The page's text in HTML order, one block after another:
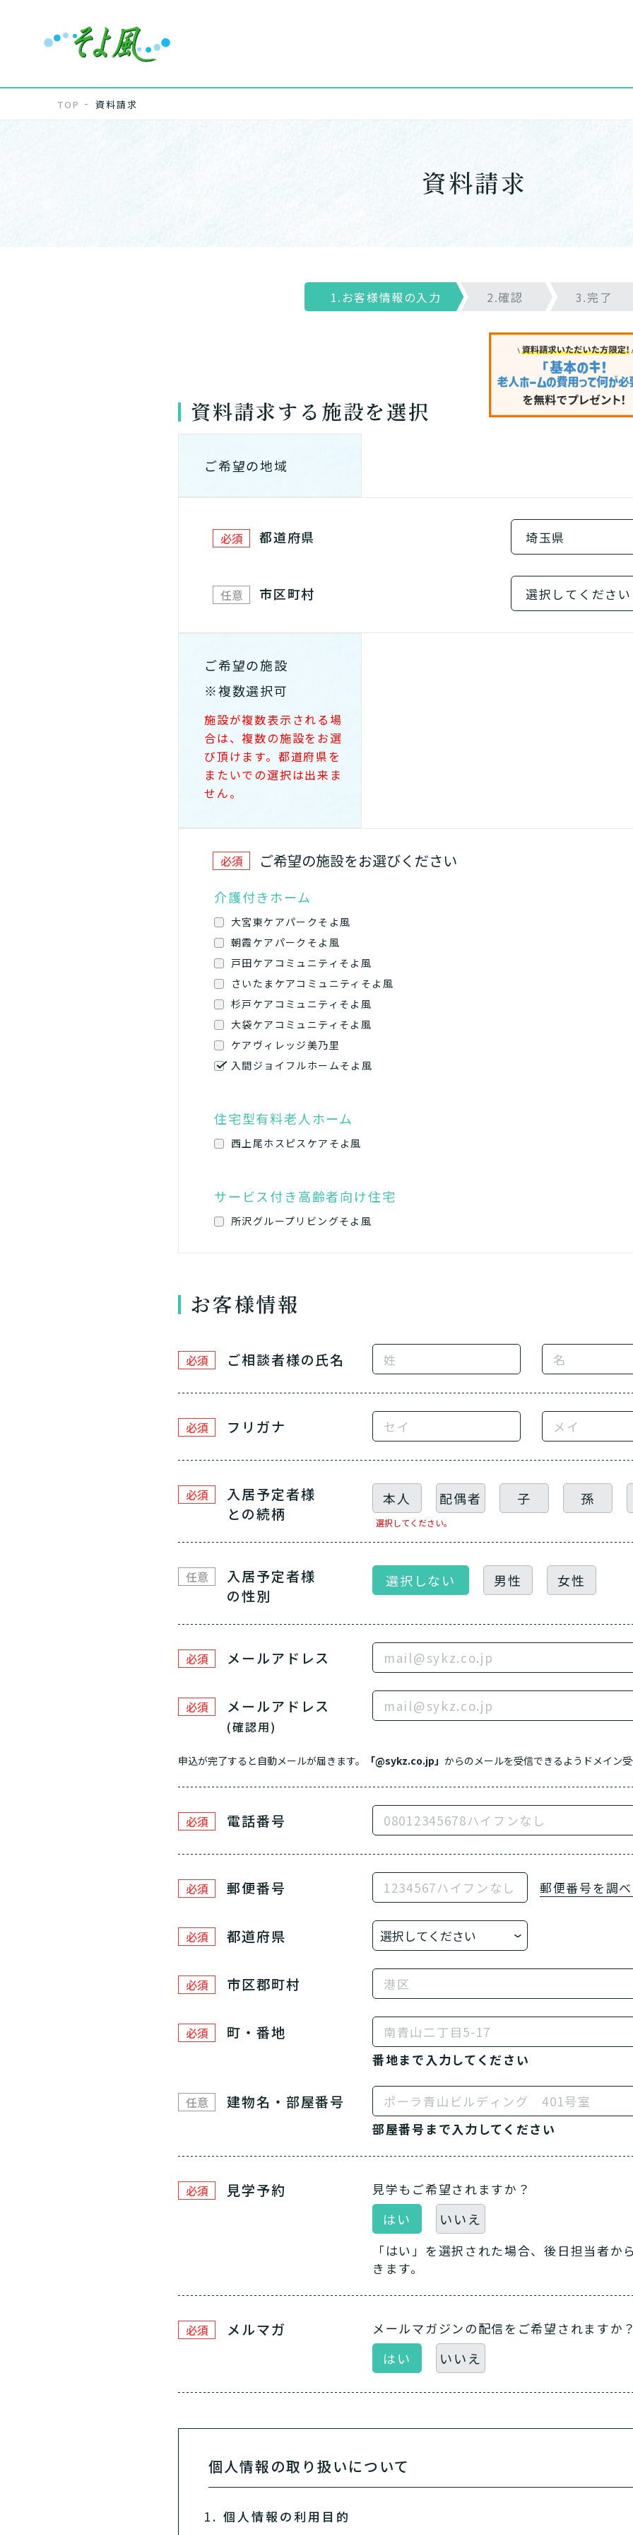
TOP 資料請求
資料請求
1.お客様情報の入力 2.確認 3.完了
資料請求する施設を選択
ご希望の地域
必須 都道府県
任意 市区町村
ご希望の施設
※複数選択可
施設が複数表示される場
合は、複数の施設をお選
び頂けます。 都道府県を
またいでの選択は出来ま
せん。
必須 ご希望の施設をお選びください
介護付きホーム
大宮東ケアパークそよ風
朝霞ケアパークそよ風
戸田ケアコミュニティそよ風
さいたまケアコミュニティそよ風
杉戸ケアコミュニティそよ風
大袋ケアコミュニティそよ風
ケアヴィレッジ美乃里
入間ジョイフルホームそよ風
住宅型有料老人ホーム
西上尾ホスピスケアそよ風
サービス付き高齢者向け住宅
所沢グループリビングそよ風
お客様情報
必須 ご相談者様の氏名
必須 フリガナ
必須
入居予定者様
との続柄
本人 配偶者 子 孫
選択してください。
任意
入居予定者様
の性別
選択しない 男性 女性
必須 メールアドレス
必須 メールアドレス
(確認用)
申込が完了すると自動メールが届きます。 「@sykz.co.jp」 からのメールを受信できるようドメイン受
必須 電話番号
必須 郵便番号 郵便番号を調
必須 都道府県
必須 市区郡町村
必須 町・番地
番地まで入力してください
任意 建物名・部屋番号
部屋番号まで入力してください
必須 見学予約 見学もご希望されますか？
はい いいえ
「はい」を選択された場合、後日担当者か
きます。
必須 メルマガ メールマガジンの配信をご希望されますか？
はい いいえ
個人情報の取り扱いについて
個人情報の利用目的
あなたに適しているのは?
介護保険サービスは20種類以上あり、それぞれ用途やご利用目的が
まずはどんなサービスがあなたに適しているのか簡単にチェックして
最大4つの質問に答えていただくだけで、おすすめの介護保険サービス
診断スタート
要介護認定を受け、要支援１～２、要介
いずれかの判定を受けています
非該当(自立)
ご自宅で生活しながら介護サービスを使
老人ホームなどの施設に移り住みたい
現在、日常生活を送るうえで誰かの介護などサ
か？
必要 必要ない
介護スタッフにご自宅に来てもらいた
介護施設へ通いたいですか？
通いたい 来てもらい
認知症の診断を受けています
または物忘れなど認知症の疑いはあり
日帰りで使いたいですか？
一時的に宿泊したいですか？
日帰りで使いたい 一時的に宿泊
要支援１～２・要介護１～２で
要介護３～５ですか？
要介護１～２